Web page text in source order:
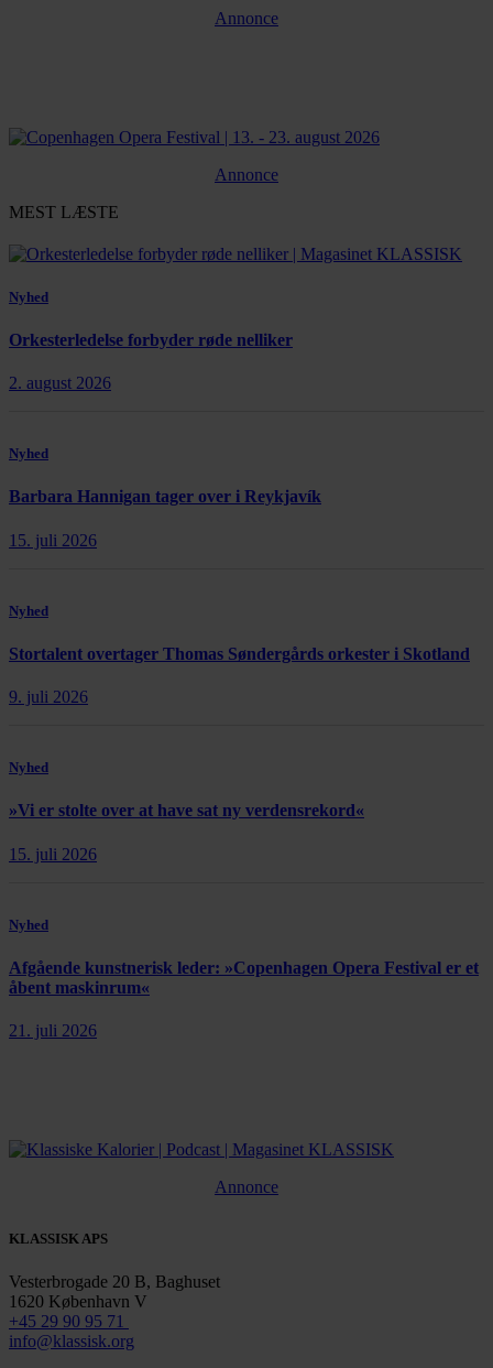
Annonce
Annonce
MEST LÆSTE
Nyhed
Orkesterledelse forbyder røde nelliker
2. august 2026
Nyhed
Barbara Hannigan tager over i Reykjavík
15. juli 2026
Nyhed
Stortalent overtager Thomas Søndergårds orkester i Skotland
9. juli 2026
Nyhed
»Vi er stolte over at have sat ny verdensrekord«
15. juli 2026
Nyhed
Afgående kunstnerisk leder: »Copenhagen Opera Festival er et
åbent maskinrum«
21. juli 2026
Annonce
KLASSISK APS
Vesterbrogade 20 B, Baghuset
1620 København V
+45 29 90 95 71
info@klassisk.org